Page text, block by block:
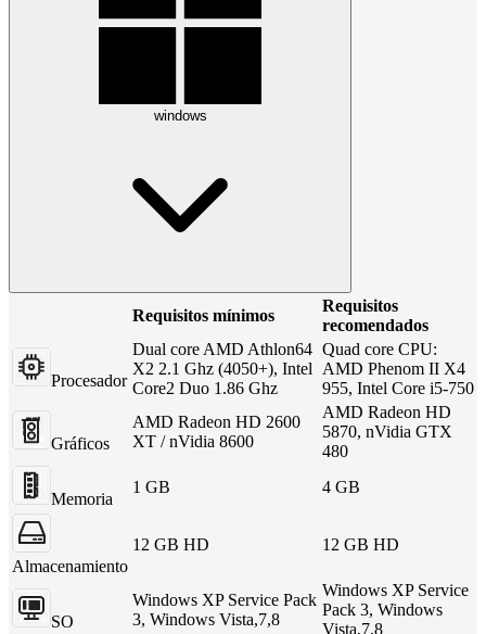
windows
Requisitos mínimos
Requisitos
recomendados
Procesador
Dual core AMD Athlon64
X2 2.1 Ghz (4050+), Intel
Core2 Duo 1.86 Ghz
Quad core CPU:
AMD Phenom II X4
955, Intel Core i5-750
Gráficos
AMD Radeon HD 2600
XT / nVidia 8600
AMD Radeon HD
5870, nVidia GTX
480
Memoria
1 GB 4 GB
Almacenamiento
12 GB HD 12 GB HD
SO
Windows XP Service Pack
3, Windows Vista,7,8
Windows XP Service
Pack 3, Windows
Vista,7,8